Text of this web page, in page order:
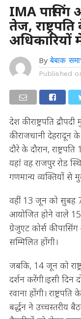
IMA पासिंग
तेज,
अधिकारियों
By बेबाक
Published
देश की राष्ट्रपति
की राजधानी देहरादून
दौरे के दौरान,
यहां वह राजपुर रोड
गणमान्य व्यक्तियों से
वहीं 13 जून को सुबह
आयोजित होने वाले
ग्रेजुएट कोर्स की
सम्मिलित होंगी।
जबकि, 14 जून को
दर्शन करेंगी।इसी दिन
रवाना होंगी।
बर्द्धन ने उच्चस्तरीय